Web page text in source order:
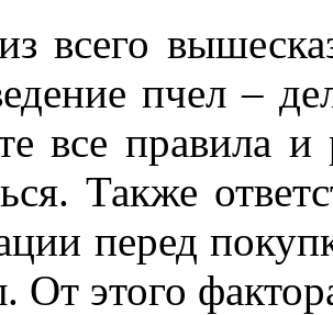
всего
пчел –
все правила и
Также
перед
От этого